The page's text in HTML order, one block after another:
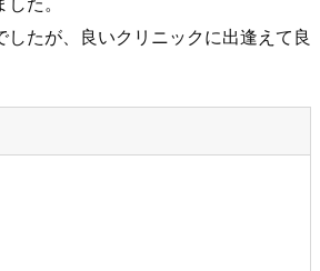
したが、良いクリニックに出逢えて良